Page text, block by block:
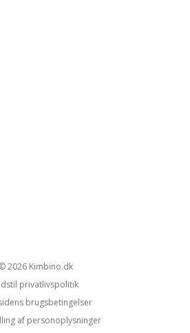
© 2026
kimbino.dk
privatlivspolitik
brugsbetingelser
af personoplysninger